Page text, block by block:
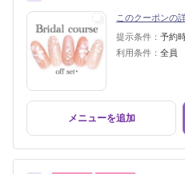
このクーポンの
提示条件： 予約
利用条件： 全員
メニューを追加